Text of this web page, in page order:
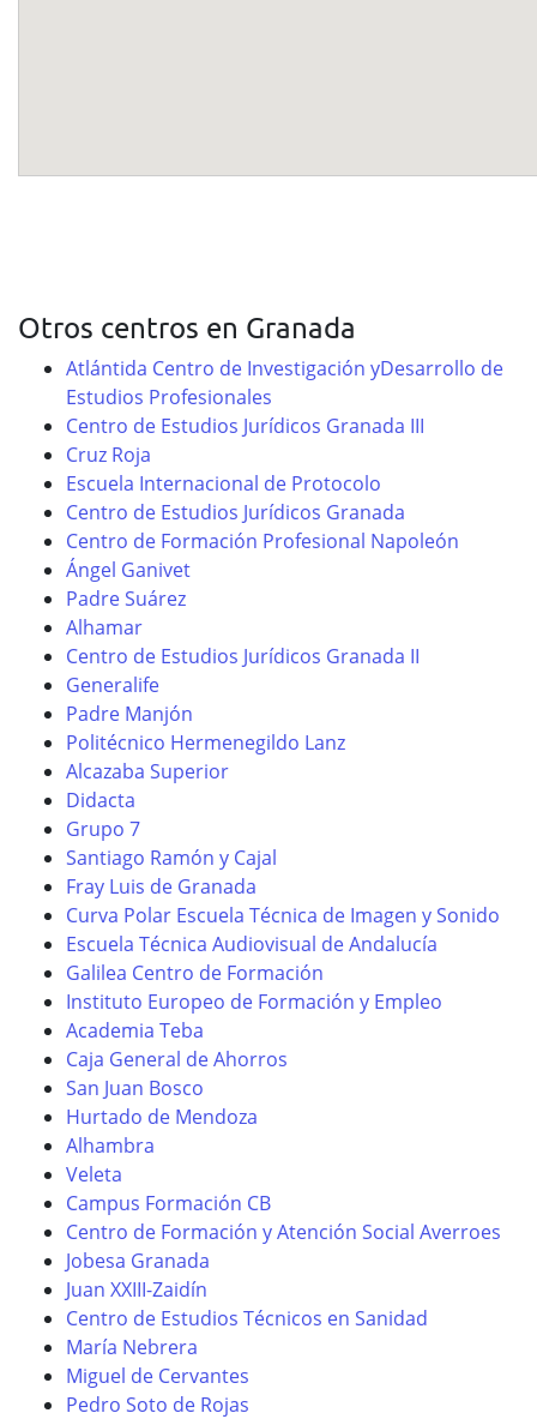
Otros centros en Granada
Atlántida Centro de Investigación yDesarrollo de
Estudios Profesionales
Centro de Estudios Jurídicos Granada III
Cruz Roja
Escuela Internacional de Protocolo
Centro de Estudios Jurídicos Granada
Centro de Formación Profesional Napoleón
Ángel Ganivet
Padre Suárez
Alhamar
Centro de Estudios Jurídicos Granada II
Generalife
Padre Manjón
Politécnico Hermenegildo Lanz
Alcazaba Superior
Didacta
Grupo 7
Santiago Ramón y Cajal
Fray Luis de Granada
Curva Polar Escuela Técnica de Imagen y Sonido
Escuela Técnica Audiovisual de Andalucía
Galilea Centro de Formación
Instituto Europeo de Formación y Empleo
Academia Teba
Caja General de Ahorros
San Juan Bosco
Hurtado de Mendoza
Alhambra
Veleta
Campus Formación CB
Centro de Formación y Atención Social Averroes
Jobesa Granada
Juan XXIII-Zaidín
Centro de Estudios Técnicos en Sanidad
María Nebrera
Miguel de Cervantes
Pedro Soto de Rojas